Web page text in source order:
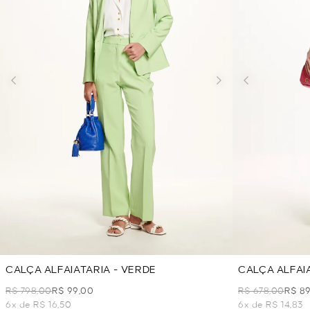
CALÇA ALFAIATARIA - VERDE
R$ 798,00R$ 99,00
6x de R$ 16,50
CALÇA
R$ 678,00R$
6x de R$ 14,83